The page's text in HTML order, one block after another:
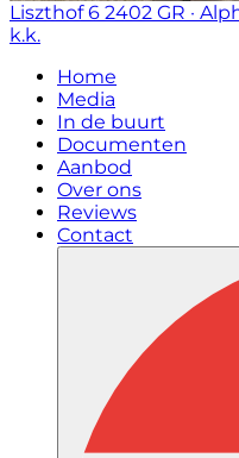
Liszthof 6 2402 GR ·
k.k.
Home
Media
In de buurt
Documenten
Aanbod
Over ons
Reviews
Contact